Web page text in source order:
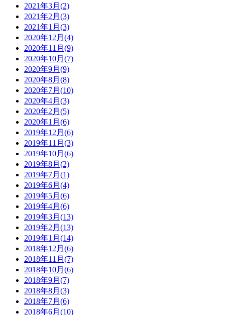
2021年3月(2)
2021年2月(3)
2021年1月(3)
2020年12月(4)
2020年11月(9)
2020年10月(7)
2020年9月(9)
2020年8月(8)
2020年7月(10)
2020年4月(3)
2020年2月(5)
2020年1月(6)
2019年12月(6)
2019年11月(3)
2019年10月(6)
2019年8月(2)
2019年7月(1)
2019年6月(4)
2019年5月(6)
2019年4月(6)
2019年3月(13)
2019年2月(13)
2019年1月(14)
2018年12月(6)
2018年11月(7)
2018年10月(6)
2018年9月(7)
2018年8月(3)
2018年7月(6)
2018年6月(10)